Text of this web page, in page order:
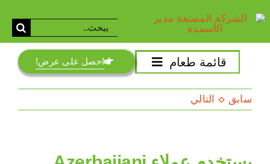
إلى
المحتوى
بحث
عن:
قائمة طعام
Gravnvy
قرار
احصل على عرض!
سابق التالي